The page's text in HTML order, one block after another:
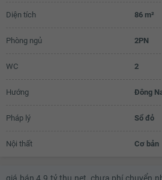
4.71 tỷ
4.73 tỷ
4.75 tỷ
4.81 tỷ
Diện tích 86 m²
Phòng ngủ 2PN
WC 2
Hướng Đông
Pháp lý Sổ đỏ
Nội thất Cơ bản
giá bán 4.9 tỷ thu net, chưa phí chuyển